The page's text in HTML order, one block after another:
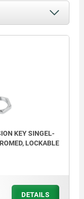
KEY SINGEL-
LOCKABLE
DETAILS